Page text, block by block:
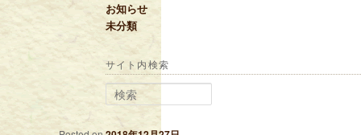
お知らせ
未分類
サイト内検索
検索